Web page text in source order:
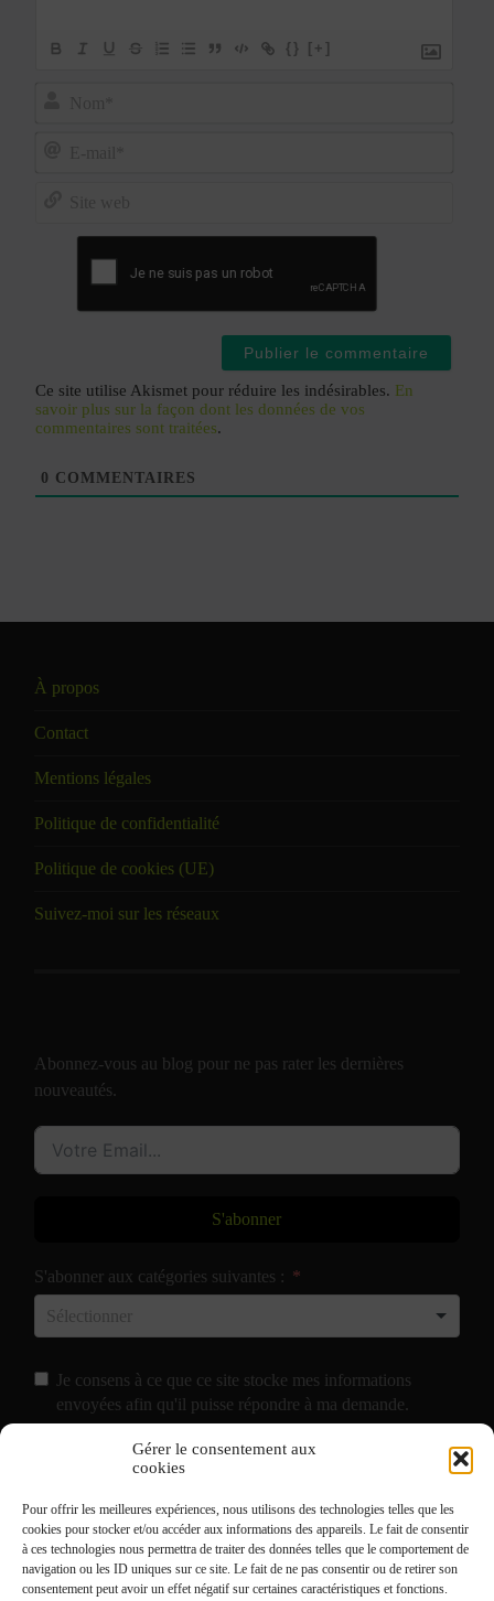
Gérer le consentement aux
cookies
Pour offrir les meilleures expériences, nous utilisons des technologies telles que les
cookies pour stocker et/ou accéder aux informations des appareils. Le fait de consentir
à ces technologies nous permettra de traiter des données telles que le comportement de
navigation ou les ID uniques sur ce site. Le fait de ne pas consentir ou de retirer son
consentement peut avoir un effet négatif sur certaines caractéristiques et fonctions.
{} [+]
Ce site utilise Akismet pour réduire les indésirables. En
savoir plus sur la façon dont les données de vos
commentaires sont traitées.
0 COMMENTAIRES
À propos
Contact
Mentions légales
Politique de confidentialité
Politique de cookies (UE)
Suivez-moi sur les réseaux
Abonnez-vous au blog pour ne pas rater les dernières
nouveautés.
S'abonner
S'abonner aux catégories suivantes :
Je consens à ce que ce site stocke mes informations
envoyées afin qu'il puisse répondre à ma demande.
J'accepte de recevoir vos e-mails et confirme avoir pris
Mentions Légales.